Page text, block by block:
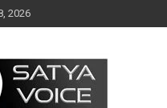
2026